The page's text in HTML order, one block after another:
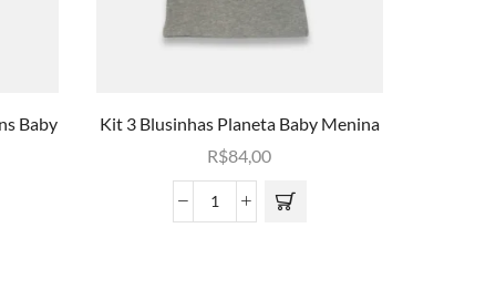
Baby
Kit 3 Blusinhas Planeta Baby Menina
R$84,00